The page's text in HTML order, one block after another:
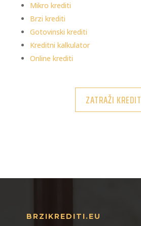
Mikro krediti
Brzi krediti
Gotovinski krediti
Kreditni kalkulator
Online krediti
ZATRAŽI KREDIT
BRZIKREDITI.EU